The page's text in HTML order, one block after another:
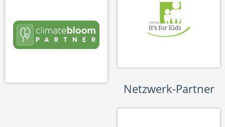
Netzwerk-Partner